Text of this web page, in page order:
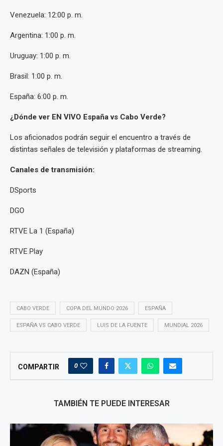
Venezuela: 12:00 p. m.
Argentina: 1:00 p. m.
Uruguay: 1:00 p. m.
Brasil: 1:00 p. m.
España: 6:00 p. m.
¿Dónde ver EN VIVO España vs Cabo Verde?
Los aficionados podrán seguir el encuentro a través de
distintas señales de televisión y plataformas de streaming.
Canales de transmisión:
DSports
DGO
RTVE La 1 (España)
RTVE Play
DAZN (España)
CABO VERDE COPA DEL MUNDO 2026 ESPAÑA
ESPAÑA VS CABO VERDE LUIS DE LA FUENTE MUNDIAL 2026
COMPARTIR 0
TAMBIÉN TE PUEDE INTERESAR